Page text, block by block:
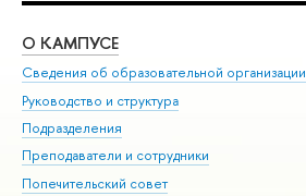
О КАМПУСЕ
Сведения об образовательной организации
Руководство и структура
Подразделения
Преподаватели и сотрудники
Попечительский совет